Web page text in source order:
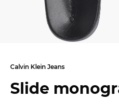
Calvin Klein Jeans
Slide